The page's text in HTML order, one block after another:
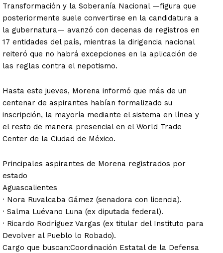
Transformación y la Soberanía Nacional —figura que
posteriormente suele convertirse en la candidatura a
la gubernatura— avanzó con decenas de registros en
17 entidades del país, mientras la dirigencia nacional
reiteró que no habrá excepciones en la aplicación de
las reglas contra el nepotismo.
Hasta este jueves, Morena informó que más de un
centenar de aspirantes habían formalizado su
inscripción, la mayoría mediante el sistema en línea y
el resto de manera presencial en el World Trade
Center de la Ciudad de México.
Principales aspirantes de Morena registrados por
estado
Aguascalientes
· Nora Ruvalcaba Gámez (senadora con licencia).
· Salma Luévano Luna (ex diputada federal).
· Ricardo Rodríguez Vargas (ex titular del Instituto para
Devolver al Pueblo lo Robado).
Cargo que buscan:Coordinación Estatal de la Defensa